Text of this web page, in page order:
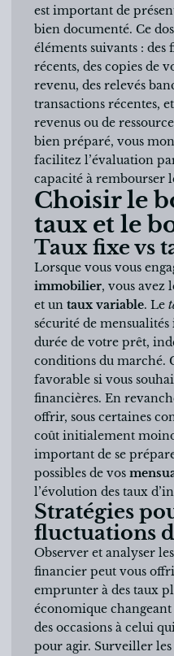
est important de
bien documenté. Ce
éléments suivants : des
récents, des copies de
revenu, des relevés
transactions récentes,
revenus ou de
bien préparé, vous
facilitez l’évaluation
capacité à rembourser
Choisir le
taux et le
Taux fixe vs
Lorsque vous vous
immobilier, vous avez
et un taux variable. Le
sécurité de
durée de votre prêt,
conditions du marché.
favorable si vous
financières. En
offrir, sous certaines
coût initialement
important de se
possibles de vos
l’évolution des taux
Stratégies
fluctuations
Observer et analyser
financier peut vous
emprunter à des taux
économique
des occasions à celui
pour agir. Surveiller les